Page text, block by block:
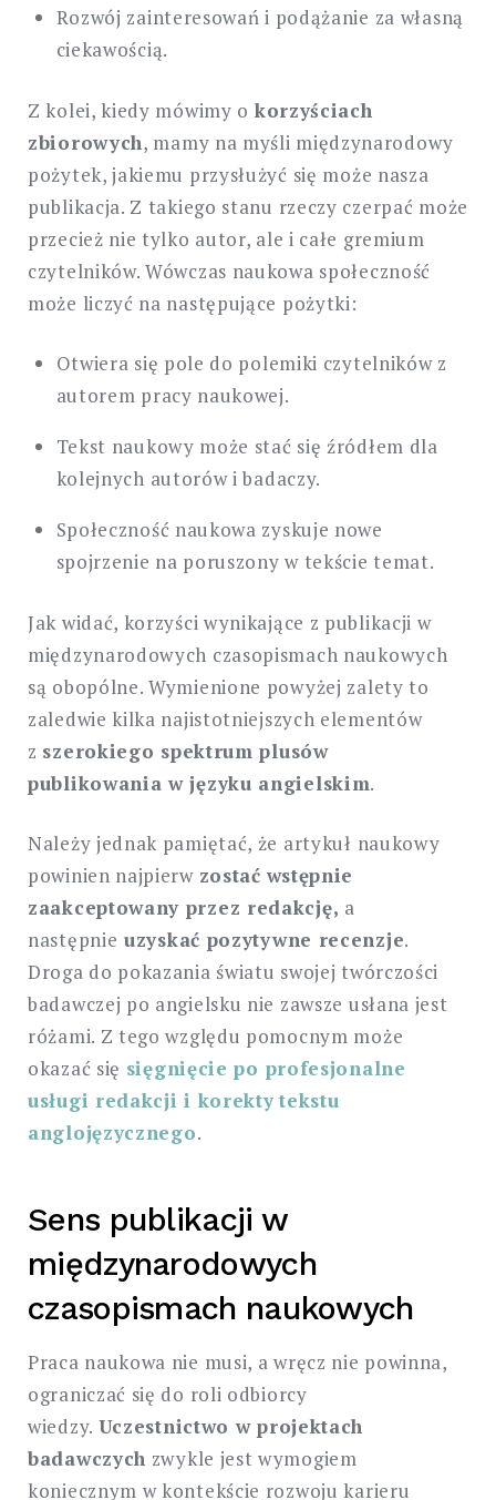
Rozwój zainteresowań i podążanie za własną
ciekawością.
Z kolei, kiedy mówimy o korzyściach
zbiorowych, mamy na myśli międzynarodowy
pożytek, jakiemu przysłużyć się może nasza
publikacja. Z takiego stanu rzeczy czerpać może
przecież nie tylko autor, ale i całe gremium
czytelników. Wówczas naukowa społeczność
może liczyć na następujące pożytki:
Otwiera się pole do polemiki czytelników z
autorem pracy naukowej.
Tekst naukowy może stać się źródłem dla
kolejnych autorów i badaczy.
Społeczność naukowa zyskuje nowe
spojrzenie na poruszony w tekście temat.
Jak widać, korzyści wynikające z publikacji w
międzynarodowych czasopismach naukowych
są obopólne. Wymienione powyżej zalety to
zaledwie kilka najistotniejszych elementów
z szerokiego spektrum plusów
publikowania w języku angielskim.
Należy jednak pamiętać, że artykuł naukowy
powinien najpierw zostać wstępnie
zaakceptowany przez redakcję, a
następnie uzyskać pozytywne recenzje.
Droga do pokazania światu swojej twórczości
badawczej po angielsku nie zawsze usłana jest
różami. Z tego względu pomocnym może
okazać się sięgnięcie po profesjonalne
usługi redakcji i korekty tekstu
anglojęzycznego.
Sens publikacji w
międzynarodowych
czasopismach naukowych
Praca naukowa nie musi, a wręcz nie powinna,
ograniczać się do roli odbiorcy
wiedzy. Uczestnictwo w projektach
badawczych zwykle jest wymogiem
koniecznym w kontekście rozwoju karieru